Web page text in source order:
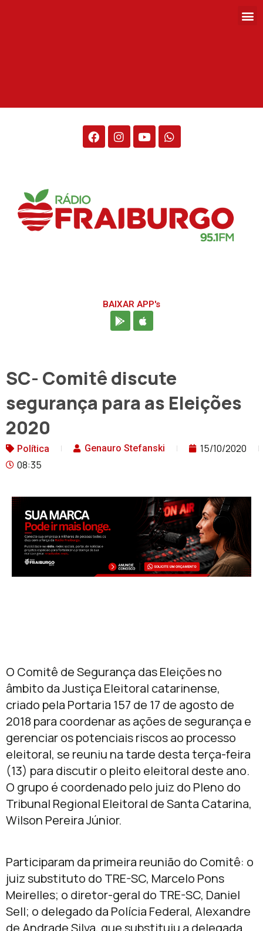
BAIXAR APP's
SC- Comitê discute
segurança para as Eleições
2020
Política Genauro Stefanski
15/10/2020
08:35
O Comitê de Segurança das Eleições no
âmbito da Justiça Eleitoral catarinense,
criado pela Portaria 157 de 17 de agosto de
2018 para coordenar as ações de segurança e
gerenciar os potenciais riscos ao processo
eleitoral, se reuniu na tarde desta terça-feira
(13) para discutir o pleito eleitoral deste ano.
O grupo é coordenado pelo juiz do Pleno do
Tribunal Regional Eleitoral de Santa Catarina,
Wilson Pereira Júnior.
Participaram da primeira reunião do Comitê: o
juiz substituto do TRE-SC, Marcelo Pons
Meirelles; o diretor-geral do TRE-SC, Daniel
Sell; o delegado da Polícia Federal, Alexandre
de Andrade Silva, que substituiu a delegada